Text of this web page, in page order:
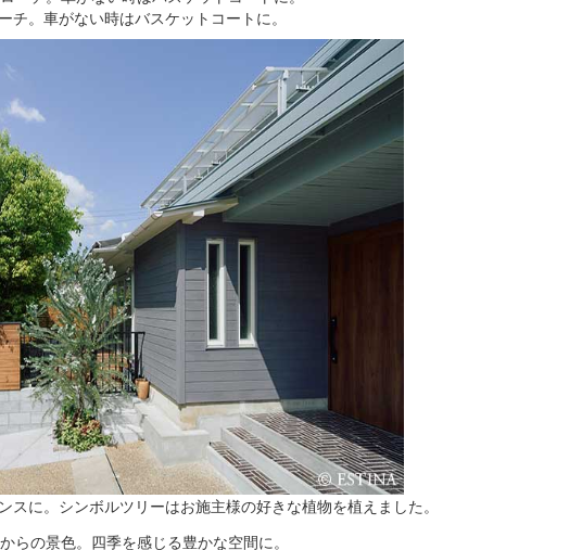
。車がない時はバスケットコートに。
スに。シンボルツリーはお施主様の好きな植物を植えました。